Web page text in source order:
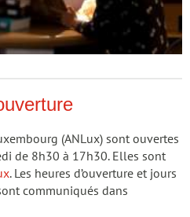
(ANLux) sont ouvertes
de 8h30 à 17h30. Elles sont
. Les heures d’ouverture et jours
communiqués dans